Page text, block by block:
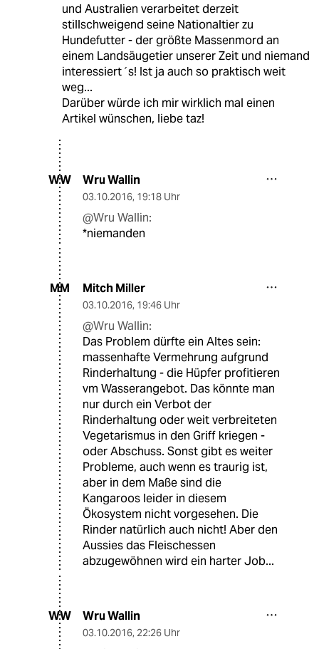
und Australien verarbeitet derzeit
stillschweigend seine Nationaltier zu
Hundefutter - der größte Massenmord an
einem Landsäugetier unserer Zeit und niemand
interessiert´s! Ist ja auch so praktisch weit
weg...
Darüber würde ich mir wirklich mal einen
Artikel wünschen, liebe taz!
WW Wru Wallin
03.10.2016, 19:18 Uhr
@Wru Wallin:
*niemanden
MM Mitch Miller
03.10.2016, 19:46 Uhr
@Wru Wallin:
Das Problem dürfte ein Altes sein:
massenhafte Vermehrung aufgrund
Rinderhaltung - die Hüpfer profitieren
vm Wasserangebot. Das könnte man
nur durch ein Verbot der
Rinderhaltung oder weit verbreiteten
Vegetarismus in den Griff kriegen -
oder Abschuss. Sonst gibt es weiter
Probleme, auch wenn es traurig ist,
aber in dem Maße sind die
Kangaroos leider in diesem
Ökosystem nicht vorgesehen. Die
Rinder natürlich auch nicht! Aber den
Aussies das Fleischessen
abzugewöhnen wird ein harter Job...
WW Wru Wallin
03.10.2016, 22:26 Uhr